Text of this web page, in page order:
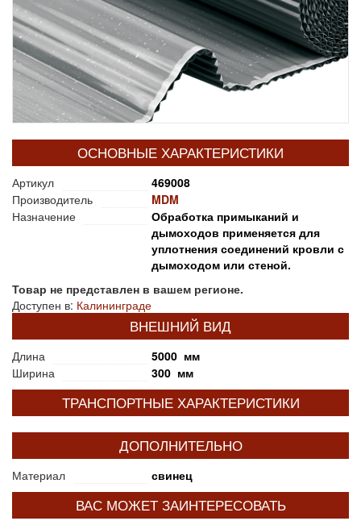
ОСНОВНЫЕ ХАРАКТЕРИСТИКИ
Артикул
469008
Производитель
MDM
Назначение
Обработка примыканий и
дымоходов применяется для
уплотнения соединений кровли с
дымоходом или стеной.
Товар не представлен в вашем регионе.
Доступен в: Калининграде
ВНЕШНИЙ ВИД
Длина
5000 мм
Ширина
300 мм
ТРАНСПОРТНЫЕ ХАРАКТЕРИСТИКИ
ДОПОЛНИТЕЛЬНО
Материал свинец
ВАС МОЖЕТ ЗАИНТЕРЕСОВАТЬ